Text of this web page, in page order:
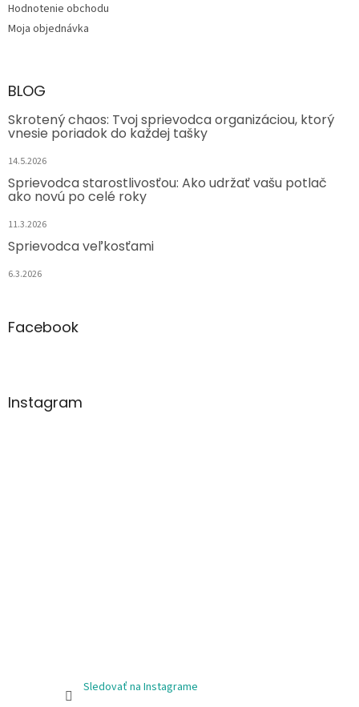
Hodnotenie obchodu
Moja objednávka
BLOG
Skrotený chaos: Tvoj sprievodca organizáciou, ktorý
vnesie poriadok do každej tašky
14.5.2026
Sprievodca starostlivosťou: Ako udržať vašu potlač
ako novú po celé roky
11.3.2026
Sprievodca veľkosťami
6.3.2026
Facebook
Instagram
Sledovať na Instagrame